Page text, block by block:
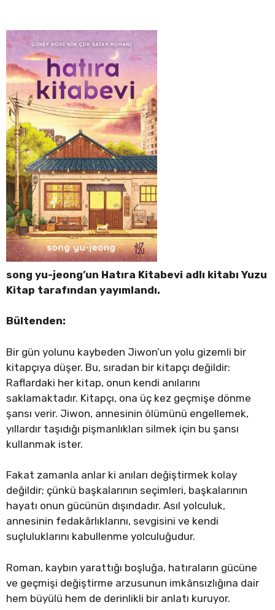
song yu-jeong’un Hatıra Kitabevi adlı kitabı Yuzu
Kitap tarafından yayımlandı.
Bültenden:
Bir gün yolunu kaybeden Jiwon’un yolu gizemli bir
kitapçıya düşer. Bu, sıradan bir kitapçı değildir:
Raflardaki her kitap, onun kendi anılarını
saklamaktadır. Kitapçı, ona üç kez geçmişe dönme
şansı verir. Jiwon, annesinin ölümünü engellemek,
yıllardır taşıdığı pişmanlıkları silmek için bu şansı
kullanmak ister.
Fakat zamanla anlar ki anıları değiştirmek kolay
değildir; çünkü başkalarının seçimleri, başkalarının
hayatı onun gücünün dışındadır. Asıl yolculuk,
annesinin fedakârlıklarını, sevgisini ve kendi
suçluluklarını kabullenme yolculuğudur.
Roman, kaybın yarattığı boşluğa, hatıraların gücüne
ve geçmişi değiştirme arzusunun imkânsızlığına dair
hem büyülü hem de derinlikli bir anlatı kuruyor.